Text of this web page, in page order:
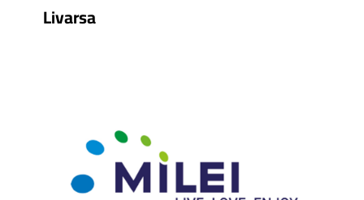
Livarsa